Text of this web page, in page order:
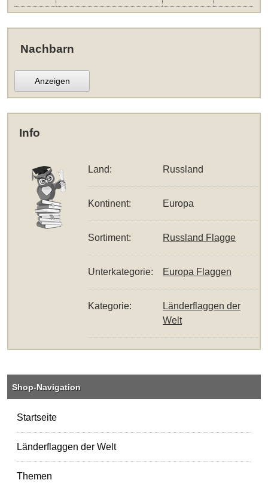
Nachbarn
Anzeigen
Info
Land: Russland
Kontinent: Europa
Sortiment: Russland Flagge
Unterkategorie: Europa Flaggen
Kategorie:
Länderflaggen der
Welt
Shop-Navigation
Startseite
Länderflaggen der Welt
Themen